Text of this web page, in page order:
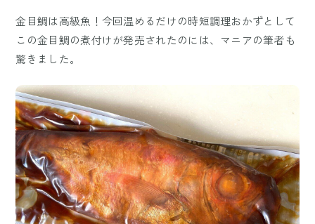
金目鯛は高級魚！今回温めるだけの時短調理おかずとして
この金目鯛の煮付けが発売されたのには、マニアの筆者も
驚きました。